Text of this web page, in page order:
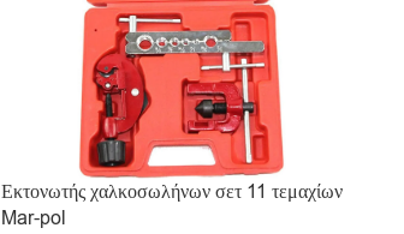
Εκτονωτής χαλκοσωλήνων σετ 11 τεμαχίων
Mar-pol